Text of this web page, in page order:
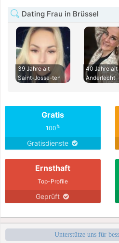
Dating Frau in Brüssel
39 Jahre alt
Saint-Josse-ten
40 Jahre alt
Anderlecht
Gratis
100%
Gratisdienste
Ernsthaft
Top-Profile
Geprüft
Unterstütze uns für